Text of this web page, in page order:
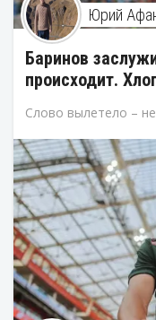
Юрий
Баринов
происходит.
Слово вылетело –